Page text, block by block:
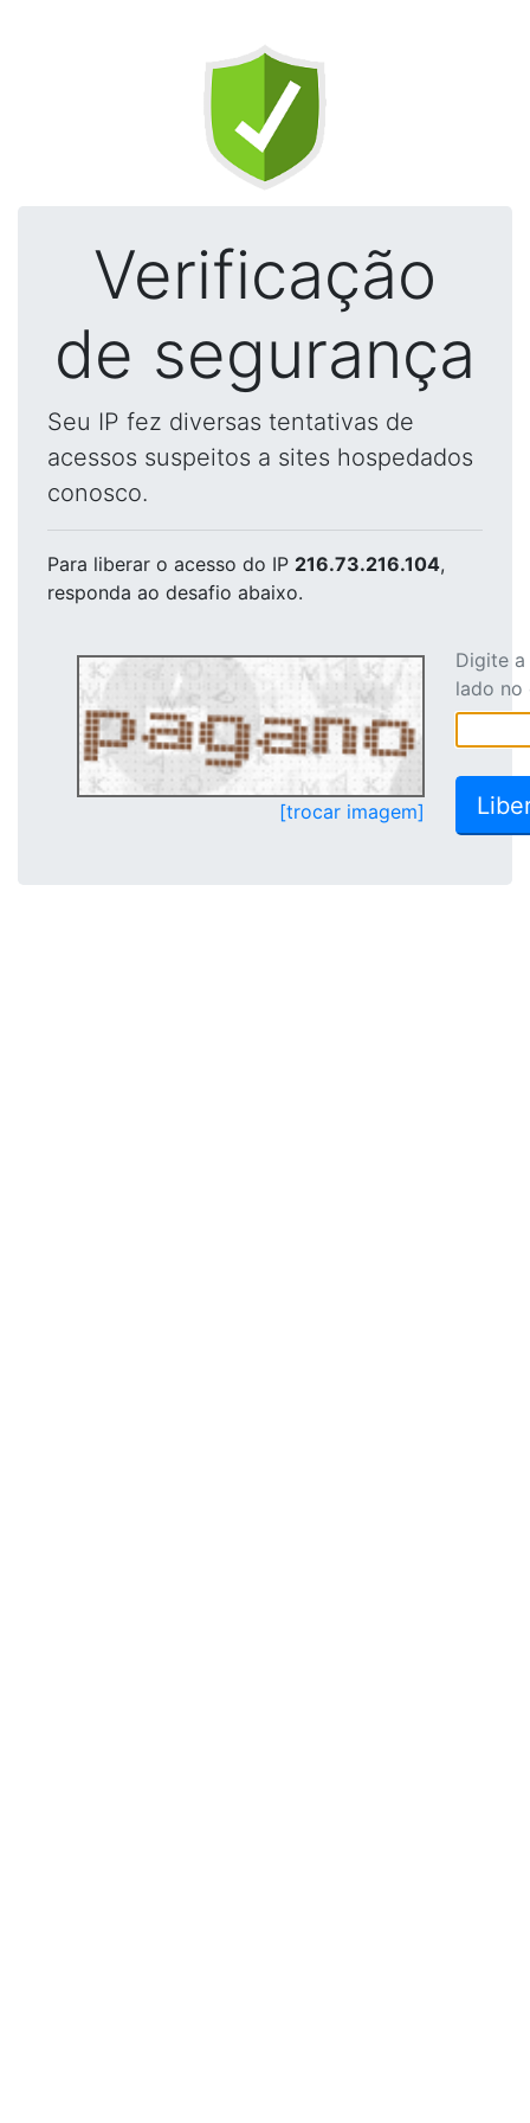
Verificação
de segurança
Seu IP fez diversas tentativas de
acessos suspeitos a sites hospedados
conosco.
Para liberar o acesso do IP 216.73.216.104,
responda ao desafio abaixo.
[trocar imagem]
Digite
lado no